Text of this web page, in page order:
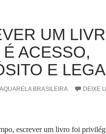
UM
ACESSO,
E
AQUARELA BRASILEIRA DEIXE
escrever um livro foi